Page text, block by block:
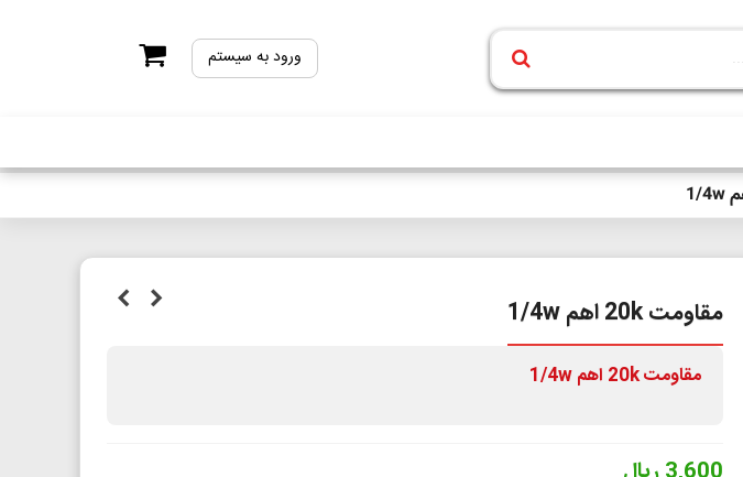
ورود به سیستم
مقاومت 20k اهم 1/4w
مقاومت20k اهم 1/4w